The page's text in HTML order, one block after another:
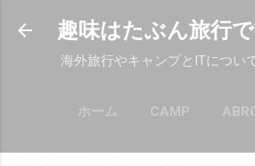
スキップしてメイン コンテ
趣味はたぶん旅行
海外旅行やキャンプとITについて
ホーム CAMP
もっと見る…